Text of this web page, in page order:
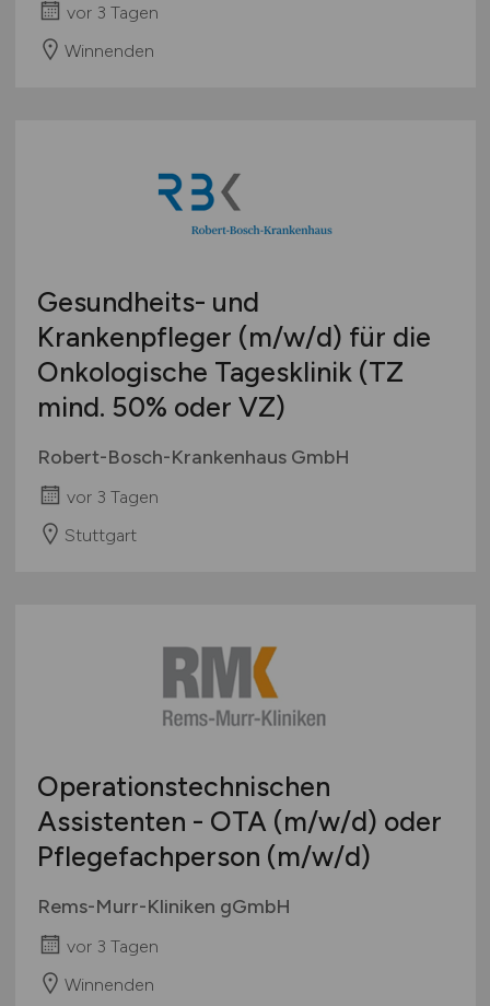
vor 3 Tagen
Winnenden
Gesundheits- und
Krankenpfleger (m/w/d) für die
Onkologische Tagesklinik (TZ
mind. 50% oder VZ)
Robert-Bosch-Krankenhaus GmbH
vor 3 Tagen
Stuttgart
Operationstechnischen
Assistenten - OTA (m/w/d) oder
Pflegefachperson (m/w/d)
Rems-Murr-Kliniken gGmbH
vor 3 Tagen
Winnenden